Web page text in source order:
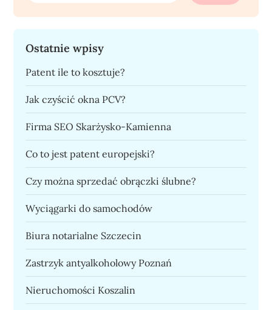
Ostatnie wpisy
Patent ile to kosztuje?
Jak czyścić okna PCV?
Firma SEO Skarżysko-Kamienna
Co to jest patent europejski?
Czy można sprzedać obrączki ślubne?
Wyciągarki do samochodów
Biura notarialne Szczecin
Zastrzyk antyalkoholowy Poznań
Nieruchomości Koszalin